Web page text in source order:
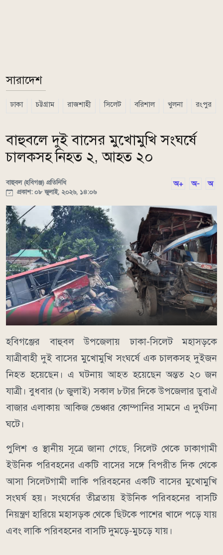
সারাদেশ
ঢাকা চট্টগ্রাম রাজশাহী সিলেট বরিশাল খুলনা রংপুর
বাহুবলে দুই বাসের মুখোমুখি সংঘর্ষে
চালকসহ নিহত ২, আহত ২০
বাহুবল (হবিগঞ্জ) প্রতিনিধি
প্রকাশ: ০৮ জুলাই, ২০২৬, ১৪:০৬
অ+ অ- অ
হবিগঞ্জের বাহুবল উপজেলায় ঢাকা-সিলেট মহাসড়কে
যাত্রীবাহী দুই বাসের মুখোমুখি সংঘর্ষে এক চালকসহ দুইজন
নিহত হয়েছেন। এ ঘটনায় আহত হয়েছেন অন্তত ২০ জন
যাত্রী। বুধবার (৮ জুলাই) সকাল ৮টার দিকে উপজেলার ডুবাঐ
বাজার এলাকায় আকিজ ভেঞ্চার কোম্পানির সামনে এ দুর্ঘটনা
ঘটে।
পুলিশ ও স্থানীয় সূত্রে জানা গেছে, সিলেট থেকে ঢাকাগামী
ইউনিক পরিবহনের একটি বাসের সঙ্গে বিপরীত দিক থেকে
আসা সিলেটগামী লাকি পরিবহনের একটি বাসের মুখোমুখি
সংঘর্ষ হয়। সংঘর্ষের তীব্রতায় ইউনিক পরিবহনের বাসটি
নিয়ন্ত্রণ হারিয়ে মহাসড়ক থেকে ছিটকে পাশের খাদে পড়ে যায়
এবং লাকি পরিবহনের বাসটি দুমড়ে-মুচড়ে যায়।